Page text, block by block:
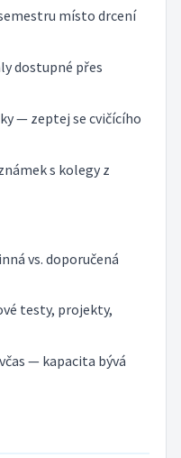
místo drcení
dostupné přes
— zeptej se cvičícího
s kolegy z
vs. doporučená
testy, projekty,
— kapacita bývá